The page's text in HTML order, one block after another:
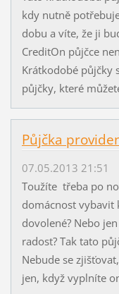
kdy nutně
dobu a víte, že ji
CreditOn půjčce
Krátkodobé půjčky
půjčky, které
Půjčka
07.05.2013 21:51
Toužíte třeba po
domácnost vybavit
dovolené? Nebo
radost? Tak tato
Nebude se
jen, když vyplníte